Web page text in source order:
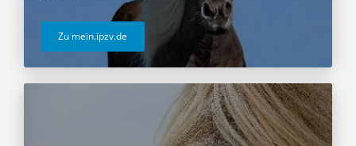
Zu mein.ipzv.de